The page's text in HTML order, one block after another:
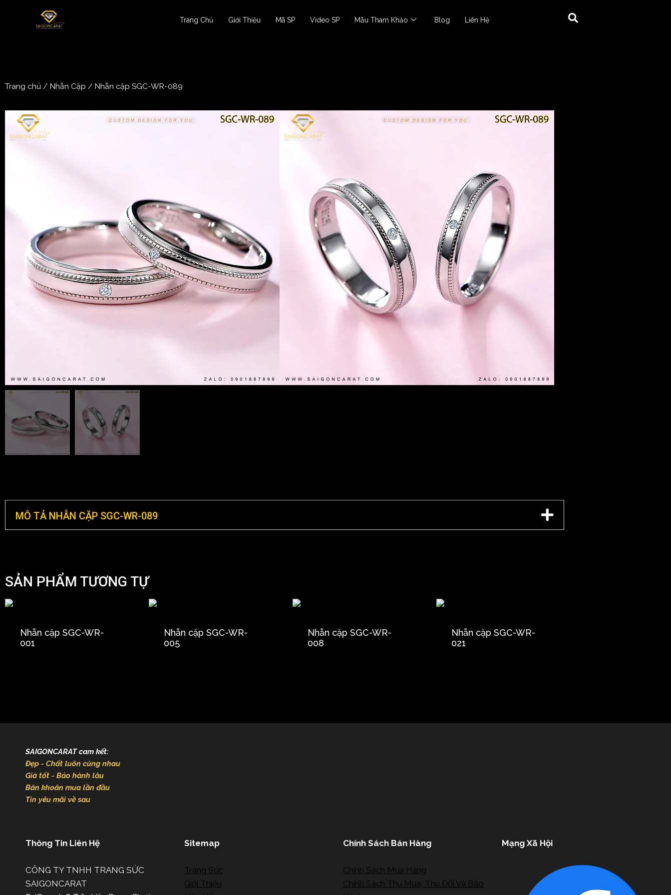
Trang Chủ Giới Thiệu Mã SP Video SP Mẫu Tham Khảo Blog Liên Hệ
Trang chủ / Nhẫn Cặp / Nhẫn cặp SGC-WR-089
Nhẫn Cặp
MÔ TẢ NHẪN CẶP SGC-WR-089
SẢN PHẨM TƯƠNG TỰ
Nhẫn cặp SGC-WR-
001
Nhẫn cặp SGC-WR-
005
Nhẫn cặp SGC-WR-
008
Nhẫn cặp SGC-WR-
021
SAIGONCARAT cam kết:
Đẹp - Chất luôn cùng nhau
Giá tốt - Bảo hành lâu
Băn khoăn mua lần đầu
Tin yêu mãi về sau
Thông Tin Liên Hệ
CÔNG TY TNHH TRANG SỨC
SAIGONCARAT
Sitemap
Trang Sức
Giới Thiệu
Chính Sách Bán Hàng
Chính Sách Mua Hàng
Chính Sách Thu Mua, Thu Đổi Và Bảo
Mạng Xã Hội